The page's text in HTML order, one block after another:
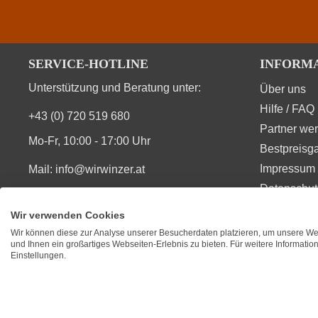
SERVICE-HOTLINE
Unterstützung und Beratung unter:
+43 (0) 720 519 680
Mo-Fr, 10:00 - 17:00 Uhr
Mail: info@wirwinzer.at
Über uns
Hilfe / FAQ
Partner
Impressum
SIE FINDEN UNS AUCH AUF
Wir verwenden Cookies
Wir können diese zur Analyse unserer Besucherdaten platzieren, um unsere
und Ihnen ein großartiges Webseiten-Erlebnis zu bieten. Für weitere
Einstellungen.